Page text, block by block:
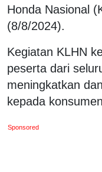
Honda Nasional
(8/8/2024).
Kegiatan KLHN
peserta dari
meningkatkan
kepada
Sponsored